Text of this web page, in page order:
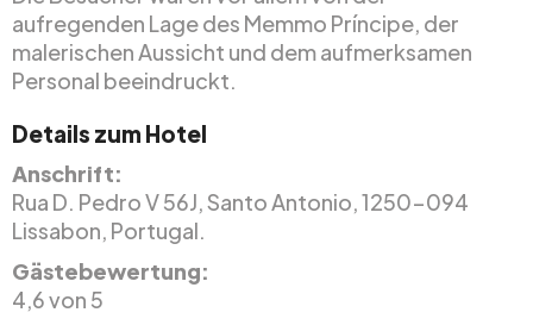
aufregenden Lage des Memmo Príncipe, der
malerischen Aussicht und dem aufmerksamen
Personal beeindruckt.
Details zum Hotel
Anschrift:
Rua D. Pedro V 56J, Santo Antonio, 1250-094
Lissabon, Portugal.
Gästebewertung:
4,6 von 5